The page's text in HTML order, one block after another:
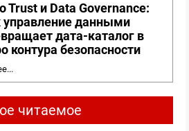
Trust и Data Governance:
управление данными
дата-каталог в
контура безопасности
читаемое